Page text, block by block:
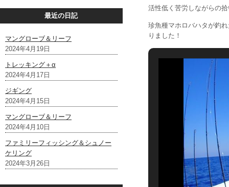
最近の日記
マングローブ＆リーフ
2024年4月19日
トレッキング＋α
2024年4月17日
ジギング
2024年4月15日
マングローブ＆リーフ
2024年4月10日
ファミリーフィッシング＆シュノー
ケリング
2024年3月26日
活性低く苦労しながらの
珍魚種マホロバハタが釣
りました！